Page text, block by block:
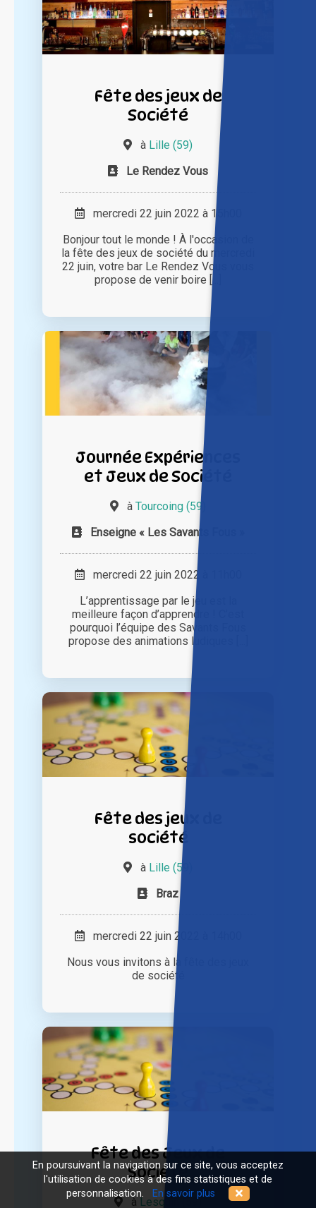
Fête des jeux de
Société
à Lille (59)
Le Rendez Vous
mercredi 22 juin 2022 à 15h00
Bonjour tout le monde ! À l'occasion de
la fête des jeux de société du mercredi
22 juin, votre bar Le Rendez Vous vous
propose de venir boire [...]
Journée Expériences
et Jeux de Société
à Tourcoing (59)
Enseigne « Les Savants Fous »
mercredi 22 juin 2022 à 11h00
L’apprentissage par le jeu est la
meilleure façon d’apprendre ! C’est
pourquoi l’équipe des Savants Fous
propose des animations ludiques [...]
Fête des jeux de
société
à Lille (59)
Braz
mercredi 22 juin 2022 à 14h00
Nous vous invitons à la fête des jeux
de société
Fête des Jeux de
Société
à Lesquin (59)
En poursuivant la navigation sur ce site, vous acceptez
l'utilisation de cookies à des fins statistiques et de
personnalisation.
En savoir plus